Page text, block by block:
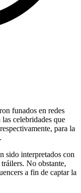
funados en redes
celebridades que
para la
sido interpretados con
No obstante,
a fin de captar la